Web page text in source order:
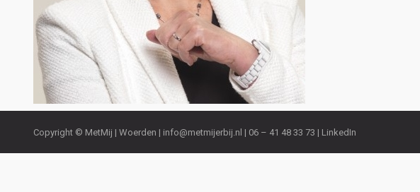
Copyright © MetMij | Woerden | info@metmijerbij.nl | 06 – 41 48 33 73 | LinkedIn